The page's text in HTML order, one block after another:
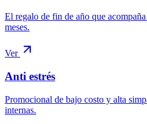
El regalo de fin de año que
meses.
Ver
Anti estrés
Promocional de bajo costo y alta
internas.